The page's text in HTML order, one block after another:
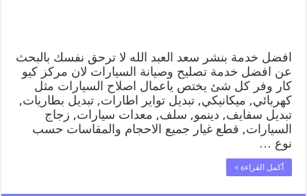
افضل خدمة بنشر سعد العبد الله لا ترحق نفسك بالبحث
عن افضل خدمة تصليح وصيانة السيارات لان مركز كيو
كار وفر كل شئ يختص ياعمال اصلاح السيارات مثل
كهربائي, ميكانيكي, تبديل تواير اطارات, تبديل بطاريات,
تبديل سفايف, دينمو, سلف, معدات سيارات, زجاج
السيارات, قطع غيار جميع الاحجام والمقاسات حسب
نوع …
أكمل القراءة »